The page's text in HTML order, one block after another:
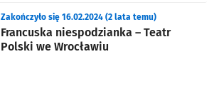
Francuska niespodzianka – Teatr
Polski we Wrocławiu
Zakończyło się 16.02.2024 (2 lata temu)